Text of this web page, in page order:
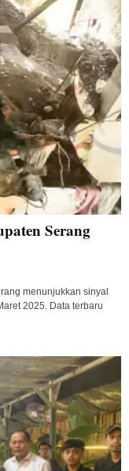
Serang
menunjukkan sinyal
2025. Data terbaru